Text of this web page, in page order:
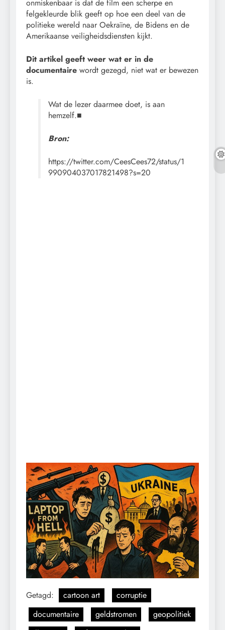
onmiskenbaar is dat de film een scherpe en
felgekleurde blik geeft op hoe een deel van de
politieke wereld naar Oekraïne, de Bidens en de
Amerikaanse veiligheidsdiensten kijkt.
Dit artikel geeft weer wat er in de
documentaire wordt gezegd, niet wat er bewezen
is.
Wat de lezer daarmee doet, is aan
hemzelf.■
Bron:
https://twitter.com/CeesCees72/status/1
990904037017821498?s=20
Getagd: cartoon art
corruptie
documentaire
geldstromen
geopolitiek